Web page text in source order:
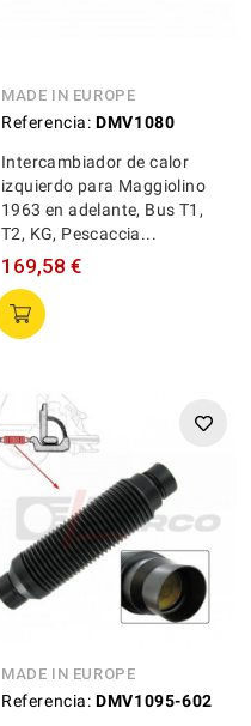
MADE IN EUROPE
Referencia: DMV1080
Intercambiador de calor
izquierdo para Maggiolino
1963 en adelante, Bus T1,
T2, KG, Pescaccia...
169,58 €
MADE IN EUROPE
Referencia: DMV1095-602